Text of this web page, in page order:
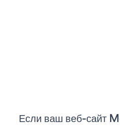
Если ваш веб-сайт